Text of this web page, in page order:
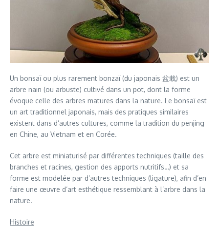
Un bonsaï ou plus rarement bonzaï (du japonais 盆栽) est un
arbre nain (ou arbuste) cultivé dans un pot, dont la forme
évoque celle des arbres matures dans la nature. Le bonsaï est
un art traditionnel japonais, mais des pratiques similaires
existent dans d’autres cultures, comme la tradition du penjing
en Chine, au Vietnam et en Corée.
Cet arbre est miniaturisé par différentes techniques (taille des
branches et racines, gestion des apports nutritifs…) et sa
forme est modelée par d’autres techniques (ligature), afin d’en
faire une œuvre d’art esthétique ressemblant à l’arbre dans la
nature.
Histoire